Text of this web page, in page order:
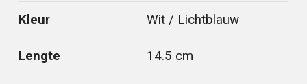
Kleur Wit / Lichtblauw
Lengte 14.5 cm